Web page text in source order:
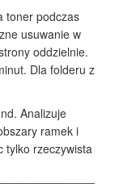
toner podczas
usuwanie w
oddzielnie.
Dla folderu z
Analizuje
ramek i
tylko rzeczywista